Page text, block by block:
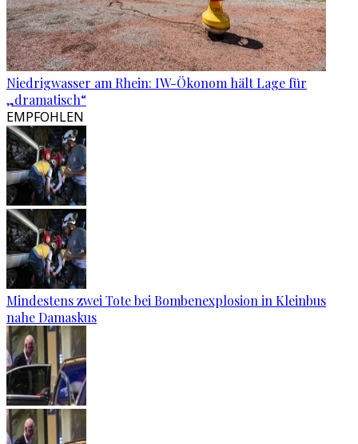
Niedrigwasser am Rhein: IW-Ökonom hält Lage für
„dramatisch“
EMPFOHLEN
Mindestens zwei Tote bei Bombenexplosion in Kleinbus
nahe Damaskus